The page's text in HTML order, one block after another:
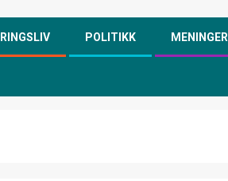
POLITIKK MENINGER